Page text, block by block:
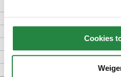
Cookies
Algemene
Uitleg
Meer
Veelgestelde
Zie ook